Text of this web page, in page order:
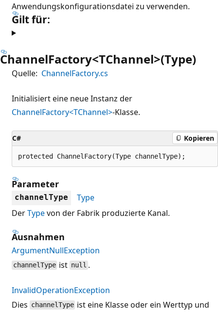
Anwendungskonfigurationsdatei zu verwenden.
Gilt für:
ChannelFactory<TChannel>(Type)
Quelle: ChannelFactory.cs
Initialisiert eine neue Instanz der
ChannelFactory<TChannel>-Klasse.
C# Kopieren
protected ChannelFactory(Type channelType);
Parameter
channelType
Type
DerTypevon der Fabrik produzierte Kanal.
Ausnahmen
ArgumentNullException
channelType ist null .
InvalidOperationException
Dies channelType ist eine Klasse oder ein Werttyp und